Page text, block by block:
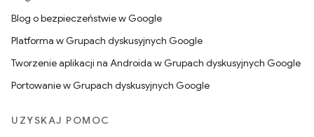
Blog o bezpieczeństwie w Google
Platforma w Grupach dyskusyjnych Google
Tworzenie aplikacji na Androida w Grupach dyskusyjnych Google
Portowanie w Grupach dyskusyjnych Google
UZYSKAJ POMOC